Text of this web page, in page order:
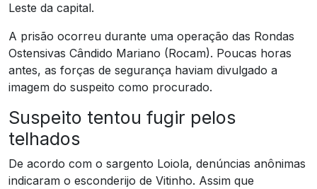
Leste da capital.
A prisão ocorreu durante uma operação das Rondas
Ostensivas Cândido Mariano (Rocam). Poucas horas
antes, as forças de segurança haviam divulgado a
imagem do suspeito como procurado.
Suspeito tentou fugir pelos
telhados
De acordo com o sargento Loiola, denúncias anônimas
indicaram o esconderijo de Vitinho. Assim que